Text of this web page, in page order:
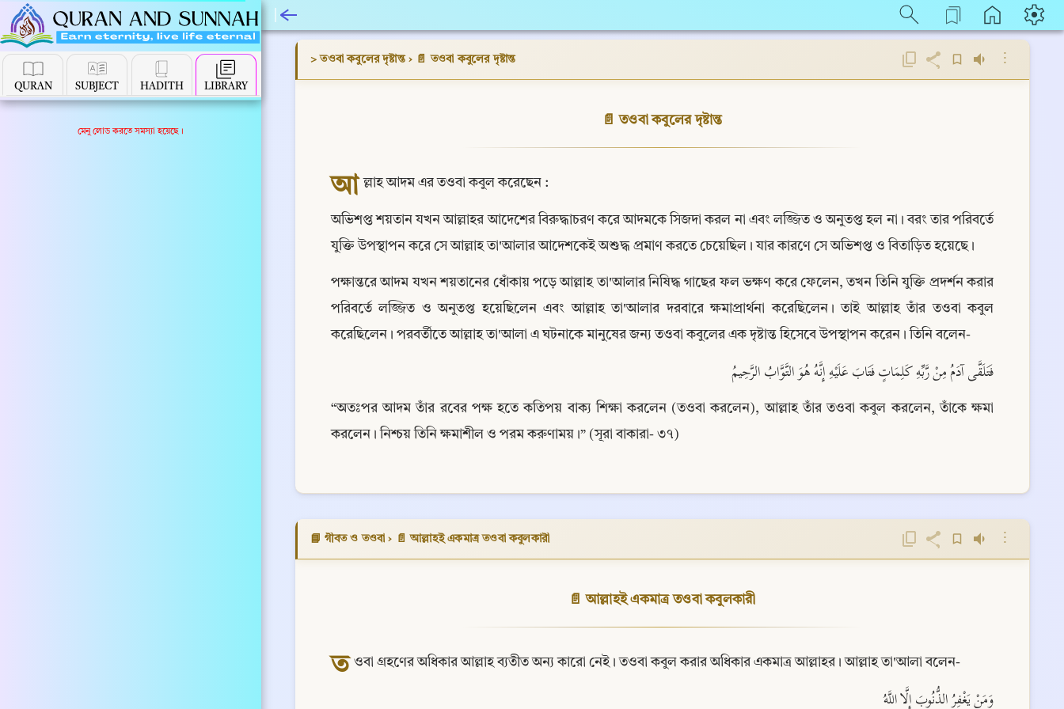
QURAN SUBJECT HADITH LIBRARY
মেনু লোড করতে সমস্যা হয়েছে।
> তওবা কবুলের দৃষ্টান্ত › 📄 তওবা কবুলের দৃষ্টান্ত ⋮
📄 তওবা কবুলের দৃষ্টান্ত
আ ল্লাহ আদম এর তওবা কবুল করেছেন :
অভিশপ্ত শয়তান যখন আল্লাহর আদেশের বিরুদ্ধাচরণ করে আদমকে সিজদা করল না এবং লজ্জিত ও অনুতপ্ত হল না। বরং তার পরিবর্তে
যুক্তি উপস্থাপন করে সে আল্লাহ তা'আলার আদেশকেই অশুদ্ধ প্রমাণ করতে চেয়েছিল। যার কারণে সে অভিশপ্ত ও বিতাড়িত হয়েছে।
পক্ষান্তরে আদম যখন শয়তানের ধোঁকায় পড়ে আল্লাহ তা'আলার নিষিদ্ধ গাছের ফল ভক্ষণ করে ফেলেন, তখন তিনি যুক্তি প্রদর্শন করার
পরিবর্তে লজ্জিত ও অনুতপ্ত হয়েছিলেন এবং আল্লাহ তা'আলার দরবারে ক্ষমাপ্রার্থনা করেছিলেন। তাই আল্লাহ তাঁর তওবা কবুল
করেছিলেন। পরবর্তীতে আল্লাহ তা'আলা এ ঘটনাকে মানুষের জন্য তওবা কবুলের এক দৃষ্টান্ত হিসেবে উপস্থাপন করেন। তিনি বলেন-
فَتَلَقَّى آدَمُ مِنْ رَّبِّهِ كَلِمَاتٍ فَتَابَ عَلَيْهِ إِنَّهُ هُوَ التَّوَّابُ الرَّحِيمُ
“অতঃপর আদম তাঁর রবের পক্ষ হতে কতিপয় বাক্য শিক্ষা করলেন (তওবা করলেন), আল্লাহ তাঁর তওবা কবুল করলেন, তাঁকে ক্ষমা
করলেন। নিশ্চয় তিনি ক্ষমাশীল ও পরম করুণাময়।” (সূরা বাকারা- ৩৭)
📘 গীবত ও তওবা › 📄 আল্লাহই একমাত্র তওবা কবুলকারী ⋮
📄 আল্লাহই একমাত্র তওবা কবুলকারী
ত ওবা গ্রহণের অধিকার আল্লাহ ব্যতীত অন্য কারো নেই। তওবা কবুল করার অধিকার একমাত্র আল্লাহর। আল্লাহ তা'আলা বলেন-
وَمَنْ يَغْفِرُ الذُّنُوبَ إِلَّا اللَّهُ